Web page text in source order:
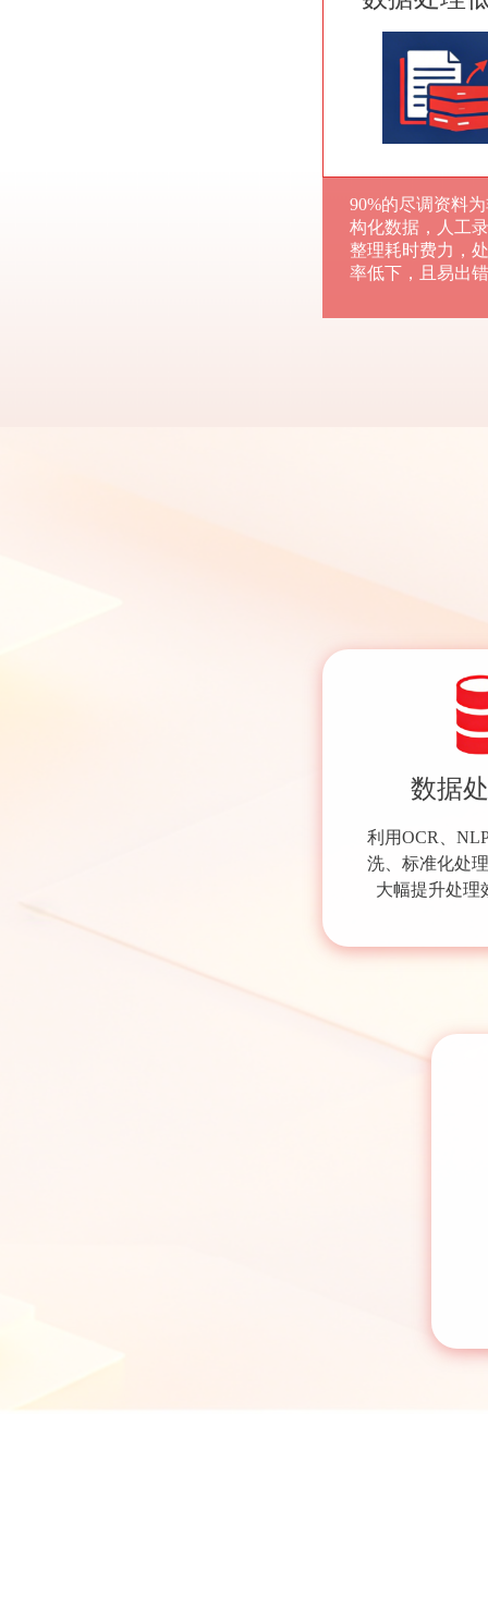
90%的尽调资料
构化数据，人工
整理耗时费力，
率低下，且易出
数据
利用OCR、
洗、标准化处
大幅提升处理